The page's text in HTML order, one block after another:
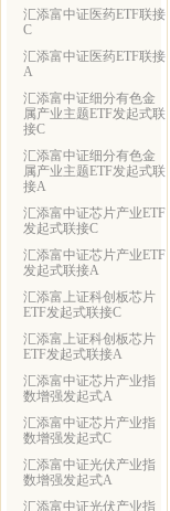
汇添富中证医药ETF联接
C
汇添富中证医药ETF联接
A
汇添富中证细分有色金
属产业主题ETF发起式联
接C
汇添富中证细分有色金
属产业主题ETF发起式联
接A
汇添富中证芯片产业ETF
发起式联接C
汇添富中证芯片产业ETF
发起式联接A
汇添富上证科创板芯片
ETF发起式联接C
汇添富上证科创板芯片
ETF发起式联接A
汇添富中证芯片产业指
数增强发起式A
汇添富中证芯片产业指
数增强发起式C
汇添富中证光伏产业指
数增强发起式A
汇添富中证光伏产业指